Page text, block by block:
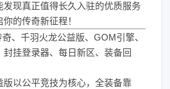
发现真正值得长久入驻的优质服务
的传奇新征程！
、千羽火龙公益版、GOM引擎、
封挂登录器、每日新区、装备回
版以公平竞技为核心，全装备靠